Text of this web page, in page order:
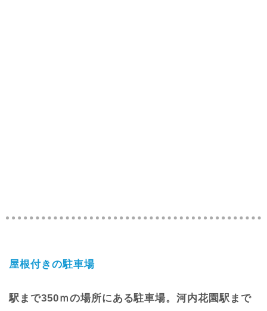
屋根付きの駐車場
駅まで350ｍの場所にある駐車場。河内花園駅まで